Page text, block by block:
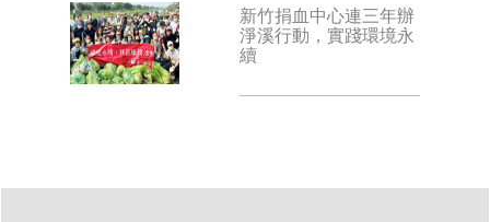
新竹捐血中心連三年辦
淨溪行動，實踐環境永
續